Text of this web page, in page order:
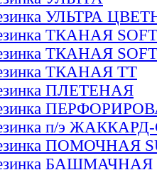
УЛЬТРА
ТКАНАЯ SOFT
ТКАНАЯ
ТКАНАЯ ТТ
ПЛЕТЕНАЯ
п/э
ПОМОЧНАЯ
БАШМАЧНАЯ